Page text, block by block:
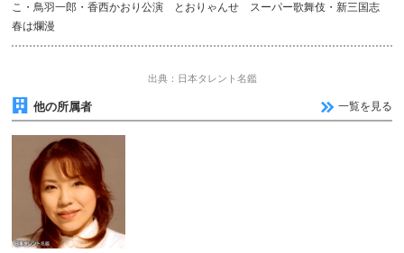
こ・鳥羽一郎・香西かおり公演 とおりゃんせ スーパー歌舞伎・新三国志
春は爛漫
出典：日本タレント名鑑
他の所属者 一覧を見る